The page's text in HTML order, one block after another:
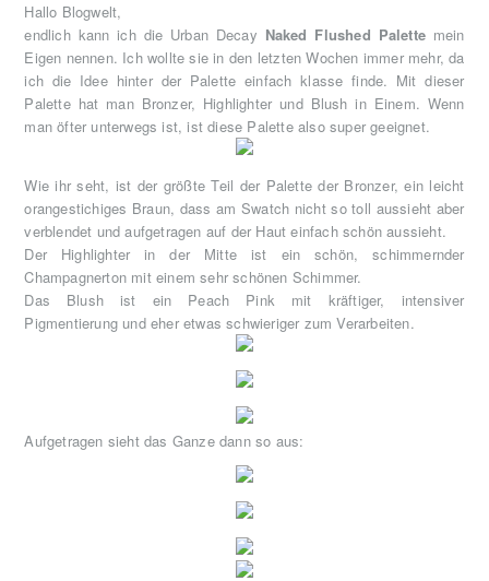
Hallo Blogwelt,
endlich kann ich die Urban Decay Naked Flushed Palette mein
Eigen nennen. Ich wollte sie in den letzten Wochen immer mehr, da
ich die Idee hinter der Palette einfach klasse finde. Mit dieser
Palette hat man Bronzer, Highlighter und Blush in Einem. Wenn
man öfter unterwegs ist, ist diese Palette also super geeignet.
Wie ihr seht, ist der größte Teil der Palette der Bronzer, ein leicht
orangestichiges Braun, dass am Swatch nicht so toll aussieht aber
verblendet und aufgetragen auf der Haut einfach schön aussieht.
Der Highlighter in der Mitte ist ein schön, schimmernder
Champagnerton mit einem sehr schönen Schimmer.
Das Blush ist ein Peach Pink mit kräftiger, intensiver
Pigmentierung und eher etwas schwieriger zum Verarbeiten.
Aufgetragen sieht das Ganze dann so aus: